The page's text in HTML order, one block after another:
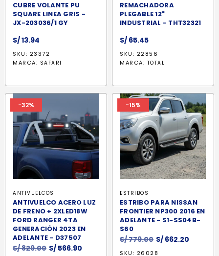
CUBRE VOLANTE PU
SQUARE LINEA GRIS -
JX-203036/1 GY
S/13.94
SKU: 23372
MARCA: SAFARI
REMACHADORA
PLEGABLE 12"
INDUSTRIAL - THT32321
S/ 65.45
SKU: 22856
MARCA: TOTAL
-32%
ANTIVUELCOS
ANTIVUELCO ACERO LUZ
DE FRENO + 2XLED18W
FORD RANGER 4TA
GENERACIÓN 2023 EN
ADELANTE - D37507
S/829.00 El
S/ 566.90
-15%
ESTRIBOS
ESTRIBO PARA NISSAN
FRONTIER NP300 2016 EN
ADELANTE - S1-SS04B-
S60
S/779.00 El
precio
S/ 662.20
SKU: 26028